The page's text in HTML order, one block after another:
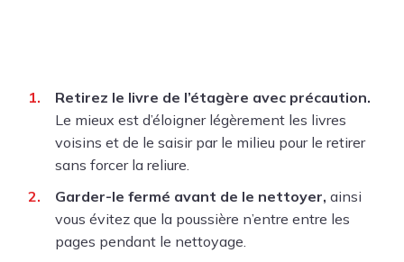
Retirez le livre de l’étagère avec précaution.
Le mieux est d’éloigner légèrement les livres
voisins et de le saisir par le milieu pour le retirer
sans forcer la reliure.
Garder-le fermé avant de le nettoyer, ainsi
vous évitez que la poussière n’entre entre les
pages pendant le nettoyage.